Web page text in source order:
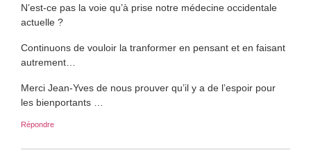
N’est-ce pas la voie qu’à prise notre médecine occidentale
actuelle ?
Continuons de vouloir la tranformer en pensant et en faisant
autrement…
Merci Jean-Yves de nous prouver qu’il y a de l’espoir pour
les bienportants …
Répondre